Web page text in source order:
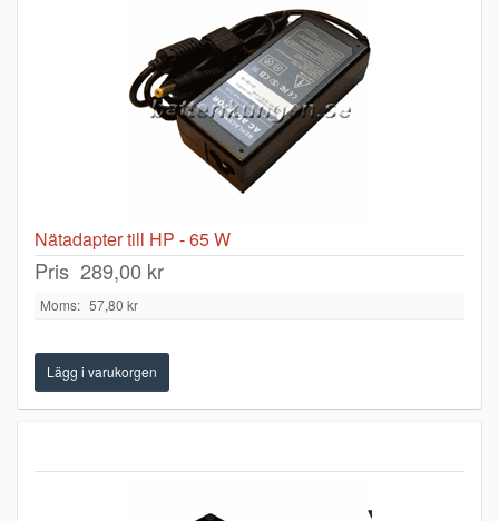
Nätadapter till HP - 65 W
Pris 289,00 kr
Moms: 57,80 kr